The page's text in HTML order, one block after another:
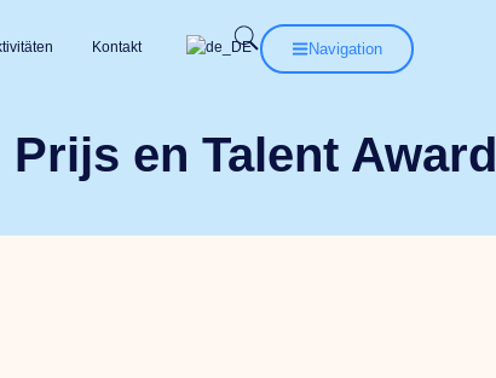
Kontakt Navigation
en Talent Award